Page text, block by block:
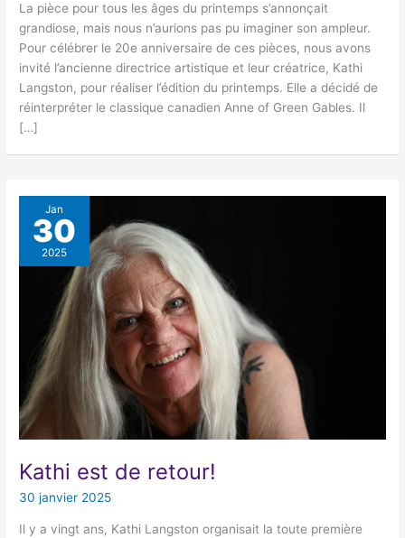
La pièce pour tous les âges du printemps s’annonçait
grandiose, mais nous n’aurions pas pu imaginer son ampleur.
Pour célébrer le 20e anniversaire de ces pièces, nous avons
invité l’ancienne directrice artistique et leur créatrice, Kathi
Langston, pour réaliser l’édition du printemps. Elle a décidé de
réinterpréter le classique canadien Anne of Green Gables. Il
[…]
Jan
30
2025
Kathi est de retour!
30 janvier 2025
Il y a vingt ans, Kathi Langston organisait la toute première